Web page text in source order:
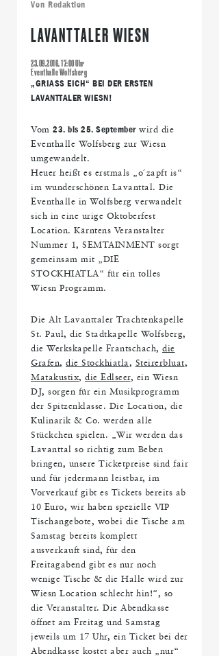
Von Redaktion
LAVANTTALER WIESN
23.09.2016, 17:00 Uhr
Eventhalle Wolfsberg
„GRIASS EICH“ BEI DER ERSTEN
LAVANTTALER WIESN!
Vom 23. bis 25. September wird die
Eventhalle Wolfsberg zur Wiesn
umgewandelt.
Heuer heißt es erstmals „o´zapft is“
im wunderschönen Lavanttal. Die
Eventhalle in Wolfsberg verwandelt
sich in eine urige Oktoberfest
Location. Kärntens Veranstalter
Nummer 1, SEMTAINMENT sorgt
gemeinsam mit „DIE
STOCKHIATLA“ für ein tolles
Wiesn Programm.
Die Alt Lavanttaler Trachtenkapelle
St. Paul, die Stadtkapelle Wolfsberg,
die Werkskapelle Frantschach, die
Grafen, die Stockhiatla, Steirerbluat,
Matakustix, die Edlseer, ein Wiesn
DJ, sorgen für ein Musikprogramm
der Spitzenklasse. Die Location, die
Kulinarik & Co. werden alle
Stückchen spielen. „Wir werden das
Lavanttal so richtig zum Beben
bringen, unsere Ticketpreise sind fair
und für jedermann leistbar, im
Vorverkauf gibt es Tickets bereits ab
10 Euro, wir haben spezielle VIP
Tischangebote, wobei die Tische am
Samstag bereits komplett
ausverkauft sind, für den
Freitagabend gibt es nur noch
wenige Tische & die Halle wird zur
Wiesn Location schlecht hin!“, so
die Veranstalter. Die Abendkasse
öffnet am Freitag und Samstag
jeweils um 17 Uhr, ein Ticket bei der
Abendkasse kostet aber auch „nur“